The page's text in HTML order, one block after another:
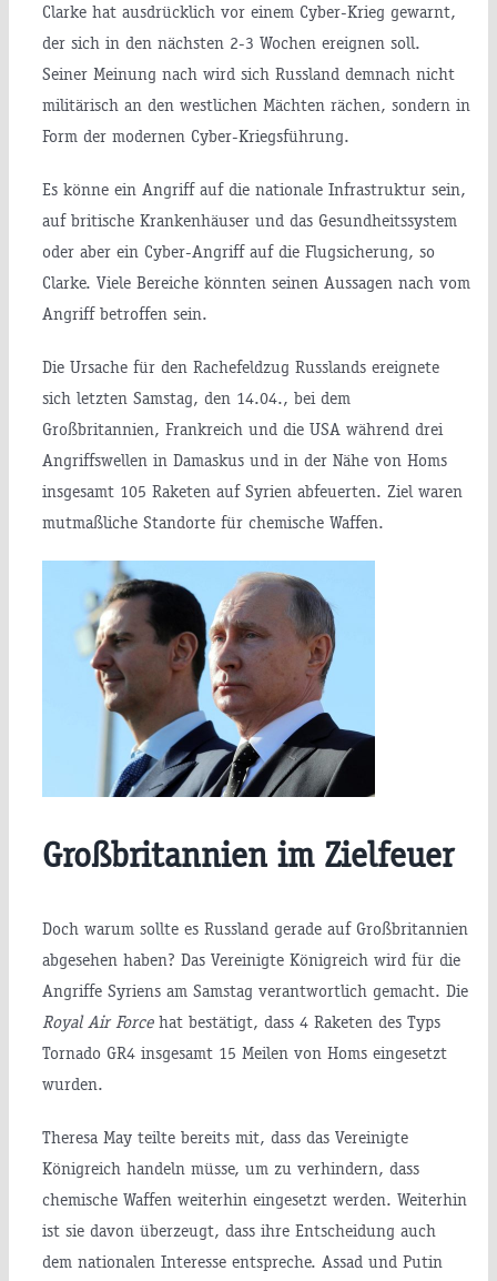
Clarke hat ausdrücklich vor einem Cyber-Krieg gewarnt,
der sich in den nächsten 2-3 Wochen ereignen soll.
Seiner Meinung nach wird sich Russland demnach nicht
militärisch an den westlichen Mächten rächen, sondern in
Form der modernen Cyber-Kriegsführung.
Es könne ein Angriff auf die nationale Infrastruktur sein,
auf britische Krankenhäuser und das Gesundheitssystem
oder aber ein Cyber-Angriff auf die Flugsicherung, so
Clarke. Viele Bereiche könnten seinen Aussagen nach vom
Angriff betroffen sein.
Die Ursache für den Rachefeldzug Russlands ereignete
sich letzten Samstag, den 14.04., bei dem
Großbritannien, Frankreich und die USA während drei
Angriffswellen in Damaskus und in der Nähe von Homs
insgesamt 105 Raketen auf Syrien abfeuerten. Ziel waren
mutmaßliche Standorte für chemische Waffen.
Großbritannien im Zielfeuer
Doch warum sollte es Russland gerade auf Großbritannien
abgesehen haben? Das Vereinigte Königreich wird für die
Angriffe Syriens am Samstag verantwortlich gemacht. Die
Royal Air Forcehat bestätigt, dass 4 Raketen des Typs
Tornado GR4 insgesamt 15 Meilen von Homs eingesetzt
wurden.
Theresa May teilte bereits mit, dass das Vereinigte
Königreich handeln müsse, um zu verhindern, dass
chemische Waffen weiterhin eingesetzt werden. Weiterhin
ist sie davon überzeugt, dass ihre Entscheidung auch
dem nationalen Interesse entspreche. Assad und Putin